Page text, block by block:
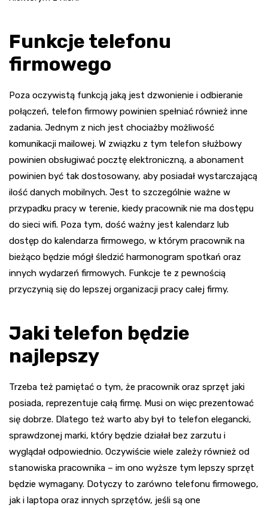
Funkcje telefonu
firmowego
Poza oczywistą funkcją jaką jest dzwonienie i odbieranie
połączeń, telefon firmowy powinien spełniać również inne
zadania. Jednym z nich jest chociażby możliwość
komunikacji mailowej. W związku z tym telefon służbowy
powinien obsługiwać pocztę elektroniczną, a abonament
powinien być tak dostosowany, aby posiadał wystarczającą
ilość danych mobilnych. Jest to szczególnie ważne w
przypadku pracy w terenie, kiedy pracownik nie ma dostępu
do sieci wifi. Poza tym, dość ważny jest kalendarz lub
dostęp do kalendarza firmowego, w którym pracownik na
bieżąco będzie mógł śledzić harmonogram spotkań oraz
innych wydarzeń firmowych. Funkcje te z pewnością
przyczynią się do lepszej organizacji pracy całej firmy.
Jaki telefon będzie
najlepszy
Trzeba też pamiętać o tym, że pracownik oraz sprzęt jaki
posiada, reprezentuje całą firmę. Musi on więc prezentować
się dobrze. Dlatego też warto aby był to telefon elegancki,
sprawdzonej marki, który będzie działał bez zarzutu i
wyglądał odpowiednio. Oczywiście wiele zależy również od
stanowiska pracownika – im ono wyższe tym lepszy sprzęt
będzie wymagany. Dotyczy to zarówno telefonu firmowego,
jak i laptopa oraz innych sprzętów, jeśli są one